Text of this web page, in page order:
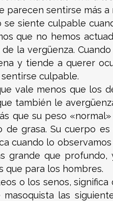
parecen sentirse más a
siente culpable
que no hemos
la vergüenza.
y tiende a querer
culpable.
vale menos que los
también le
que su peso
grasa. Su cuerpo
cuando lo
grande que
que para los hombres.
o los senos,
las